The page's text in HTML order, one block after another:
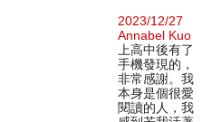
2023/12/27
Annabel Kuo
上高中後有了
手機發現的，
非常感謝。我
本身是個很愛
閱讀的人，我